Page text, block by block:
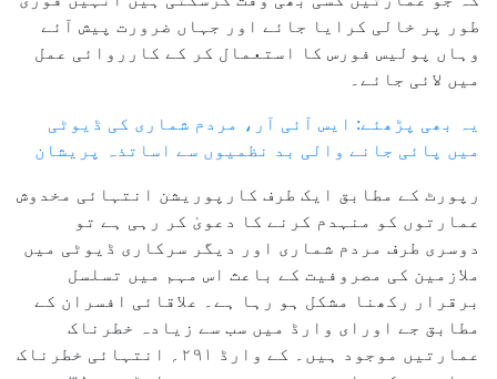
طور پر خالی کرایا جائے اور جہاں ضرورت پیش آئے
وہاں پولیس فورس کا استعمال کر کے کارروائی عمل
میں لائی جائے۔
یہ بھی پڑھئے: ایس آئی آر، مردم شماری کی ڈیوٹی
میں پائی جانے والی بد نظمیوں سے اساتذہ پریشان
رپورٹ کے مطابق ایک طرف کارپوریشن انتہائی مخدوش
عمارتوں کو منہدم کرنے کا دعویٰ کر رہی ہے تو
دوسری طرف مردم شماری اور دیگر سرکاری ڈیوٹی میں
ملازمین کی مصروفیت کے باعث اس مہم میں تسلسل
برقرار رکھنا مشکل ہو رہا ہے۔ علاقائی افسران کے
مطابق جے اورای وارڈ میں سب سے زیادہ خطرناک
عمارتیں موجود ہیں۔ کے وارڈ ۲۹۱؍ انتہائی خطرناک